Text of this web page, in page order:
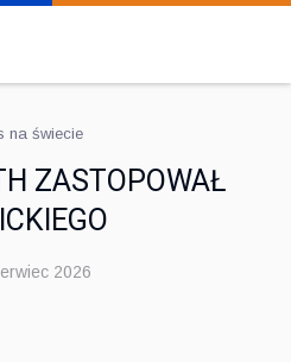
na świecie
ZASTOPOWAŁ
2026